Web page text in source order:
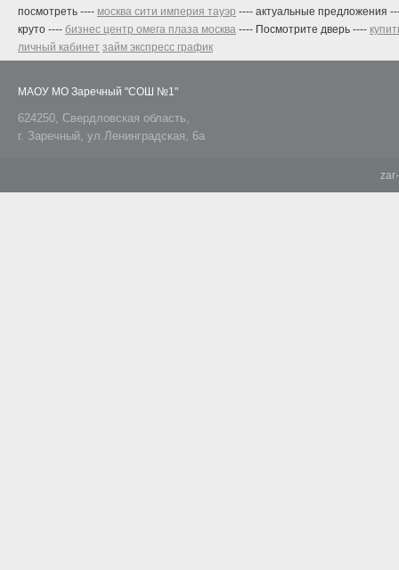
посмотреть ---- москва сити империя тауэр ---- актуальные предложения
круто ---- бизнес центр омега плаза москва ---- Посмотрите дверь ----
личный кабинет займ экспресс график
МАОУ МО Заречный "СОШ №1"
624250, Свердловская область,
г. Заречный, ул.Ленинградская, 6а